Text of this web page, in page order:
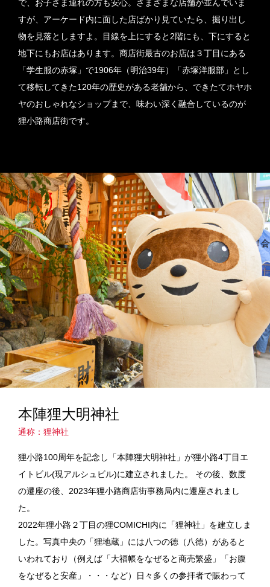
で、お子さま連れの方も安心。さまざまな店舗が並んでいま
すが、アーケード内に面した店ばかり見ていたら、掘り出し
物を見落としますよ。目線を上にすると2階にも、下にすると
地下にもお店はあります。商店街最古のお店は３丁目にある
「学生服の赤塚」で1906年（明治39年）「赤塚洋服部」とし
て移転してきた120年の歴史がある老舗から、できたてホヤホ
ヤのおしゃれなショップまで、味わい深く融合しているのが
狸小路商店街です。
本陣狸大明神社
通称：狸神社
狸小路100周年を記念し「本陣狸大明神社」が狸小路4丁目エ
イトビル(現アルシュビル)に建立されました。 その後、数度
の遷座の後、2023年狸小路商店街事務局内に遷座されまし
た。
2022年狸小路２丁目の狸COMICHI内に「狸神社」を建立しま
した。写真中央の「狸地蔵」には八つの徳（八徳）があると
いわれており（例えば「大福帳をなぜると商売繁盛」「お腹
をなぜると安産」・・・など）日々多くの参拝者で賑わって